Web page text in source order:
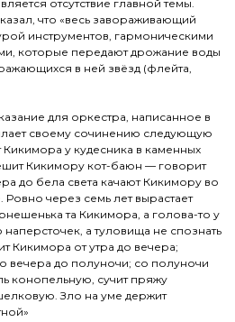
отсутствие главной темы.
что «весь завораживающий
инструментов, гармоническими
которые передают дрожание воды
в ней звёзд (флейта,
для оркестра, написанное в
своему сочинению следующую
у кудесника в каменных
Кикимору кот-баюн — говорит
до бела света качают Кикимору во
Ровно через семь лет вырастает
та Кикимора, а голова-то у
а туловища не спознать
Кикимора от утра до вечера;
вечера до полуночи; со полуночи
конопельную, сучит пряжу
Зло на уме держит